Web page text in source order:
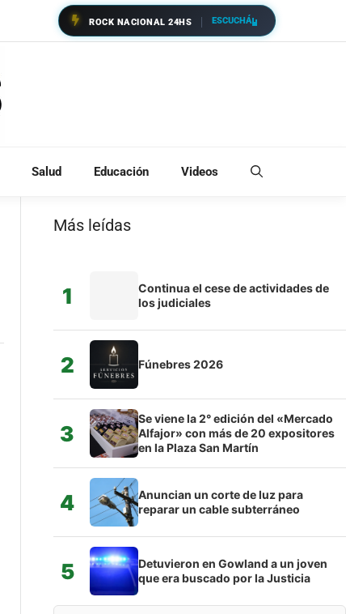
ROCK NACIONAL 24HS ESCUCHÁ
Salud Educación Videos
Más leídas
1
Continua el cese de actividades de
los judiciales
2 Fúnebres 2026
3
Se viene la 2° edición del «Mercado
Alfajor» con más de 20 expositores
en la Plaza San Martín
4
Anuncian un corte de luz para
reparar un cable subterráneo
5
Detuvieron en Gowland a un joven
que era buscado por la Justicia